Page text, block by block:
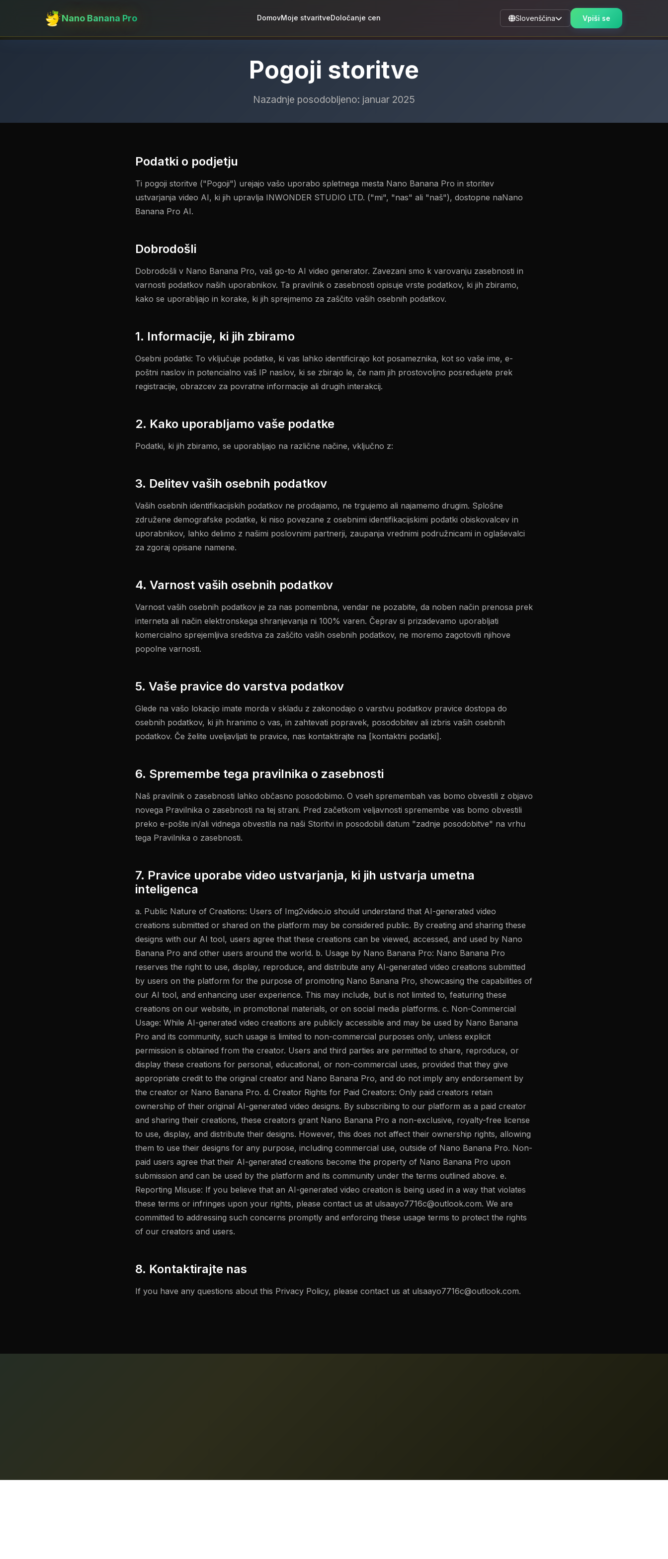
Nano Banana Pro DomovMoje stvaritveDoločanje cen Slovenščina Vpiši se
Pogoji storitve
Nazadnje posodobljeno: januar 2025
Podatki o podjetju
Ti pogoji storitve ("Pogoji") urejajo vašo uporabo spletnega mesta Nano Banana Pro in storitev
ustvarjanja video AI, ki jih upravlja INWONDER STUDIO LTD. ("mi", "nas" ali "naš"), dostopne naNano
Banana Pro AI.
Dobrodošli
Dobrodošli v Nano Banana Pro, vaš go-to AI video generator. Zavezani smo k varovanju zasebnosti in
varnosti podatkov naših uporabnikov. Ta pravilnik o zasebnosti opisuje vrste podatkov, ki jih zbiramo,
kako se uporabljajo in korake, ki jih sprejmemo za zaščito vaših osebnih podatkov.
1. Informacije, ki jih zbiramo
Osebni podatki: To vključuje podatke, ki vas lahko identificirajo kot posameznika, kot so vaše ime, e-
poštni naslov in potencialno vaš IP naslov, ki se zbirajo le, če nam jih prostovoljno posredujete prek
registracije, obrazcev za povratne informacije ali drugih interakcij.
2. Kako uporabljamo vaše podatke
Podatki, ki jih zbiramo, se uporabljajo na različne načine, vključno z:
3. Delitev vaših osebnih podatkov
Vaših osebnih identifikacijskih podatkov ne prodajamo, ne trgujemo ali najamemo drugim. Splošne
združene demografske podatke, ki niso povezane z osebnimi identifikacijskimi podatki obiskovalcev in
uporabnikov, lahko delimo z našimi poslovnimi partnerji, zaupanja vrednimi podružnicami in oglaševalci
za zgoraj opisane namene.
4. Varnost vaših osebnih podatkov
Varnost vaših osebnih podatkov je za nas pomembna, vendar ne pozabite, da noben način prenosa prek
interneta ali način elektronskega shranjevanja ni 100% varen. Čeprav si prizadevamo uporabljati
komercialno sprejemljiva sredstva za zaščito vaših osebnih podatkov, ne moremo zagotoviti njihove
popolne varnosti.
5. Vaše pravice do varstva podatkov
Glede na vašo lokacijo imate morda v skladu z zakonodajo o varstvu podatkov pravice dostopa do
osebnih podatkov, ki jih hranimo o vas, in zahtevati popravek, posodobitev ali izbris vaših osebnih
podatkov. Če želite uveljavljati te pravice, nas kontaktirajte na [kontaktni podatki].
6. Spremembe tega pravilnika o zasebnosti
Naš pravilnik o zasebnosti lahko občasno posodobimo. O vseh spremembah vas bomo obvestili z objavo
novega Pravilnika o zasebnosti na tej strani. Pred začetkom veljavnosti spremembe vas bomo obvestili
preko e-pošte in/ali vidnega obvestila na naši Storitvi in posodobili datum "zadnje posodobitve" na vrhu
tega Pravilnika o zasebnosti.
7. Pravice uporabe video ustvarjanja, ki jih ustvarja umetna
inteligenca
a. Public Nature of Creations: Users of Img2video.io should understand that AI-generated video
creations submitted or shared on the platform may be considered public. By creating and sharing these
designs with our AI tool, users agree that these creations can be viewed, accessed, and used by Nano
Banana Pro and other users around the world. b. Usage by Nano Banana Pro: Nano Banana Pro
reserves the right to use, display, reproduce, and distribute any AI-generated video creations submitted
by users on the platform for the purpose of promoting Nano Banana Pro, showcasing the capabilities of
our AI tool, and enhancing user experience. This may include, but is not limited to, featuring these
creations on our website, in promotional materials, or on social media platforms. c. Non-Commercial
Usage: While AI-generated video creations are publicly accessible and may be used by Nano Banana
Pro and its community, such usage is limited to non-commercial purposes only, unless explicit
permission is obtained from the creator. Users and third parties are permitted to share, reproduce, or
display these creations for personal, educational, or non-commercial uses, provided that they give
appropriate credit to the original creator and Nano Banana Pro, and do not imply any endorsement by
the creator or Nano Banana Pro. d. Creator Rights for Paid Creators: Only paid creators retain
ownership of their original AI-generated video designs. By subscribing to our platform as a paid creator
and sharing their creations, these creators grant Nano Banana Pro a non-exclusive, royalty-free license
to use, display, and distribute their designs. However, this does not affect their ownership rights, allowing
them to use their designs for any purpose, including commercial use, outside of Nano Banana Pro. Non-
paid users agree that their AI-generated creations become the property of Nano Banana Pro upon
submission and can be used by the platform and its community under the terms outlined above. e.
Reporting Misuse: If you believe that an AI-generated video creation is being used in a way that violates
these terms or infringes upon your rights, please contact us at ulsaayo7716c@outlook.com. We are
committed to addressing such concerns promptly and enforcing these usage terms to protect the rights
of our creators and users.
8. Kontaktirajte nas
If you have any questions about this Privacy Policy, please contact us at ulsaayo7716c@outlook.com.